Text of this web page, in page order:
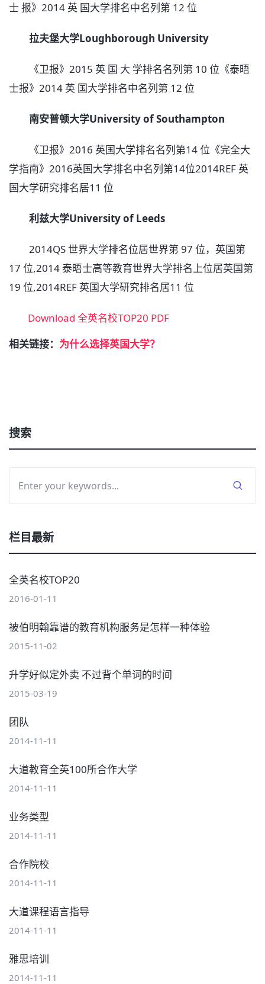
士 报》2014 英 国大学排名中名列第 12 位
拉夫堡大学Loughborough University
《卫报》2015 英 国 大 学排名名列第 10 位《泰晤
士报》2014 英 国大学排名中名列第 12 位
南安普顿大学University of Southampton
《卫报》2016 英国大学排名名列第14 位《完全大
学指南》2016英国大学排名中名列第14位2014REF 英
国大学研究排名居11 位
利兹大学University of Leeds
2014QS 世界大学排名位居世界第 97 位，英国第
17 位,2014 泰晤士高等教育世界大学排名上位居英国第
19 位,2014REF 英国大学研究排名居11 位
Download 全英名校TOP20 PDF
相关链接： 为什么选择英国大学？
搜索
栏目最新
全英名校TOP20
2016-01-11
被伯明翰靠谱的教育机构服务是怎样一种体验
2015-11-02
升学好似定外卖 不过背个单词的时间
2015-03-19
团队
2014-11-11
大道教育全英100所合作大学
2014-11-11
业务类型
2014-11-11
合作院校
2014-11-11
大道课程语言指导
2014-11-11
雅思培训
2014-11-11